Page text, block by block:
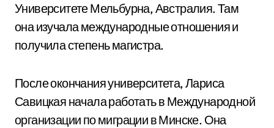
Университете Мельбурна, Австралия. Там
она изучала международные отношения и
получила степень магистра.
После окончания университета, Лариса
Савицкая начала работать в Международной
организации по миграции в Минске. Она